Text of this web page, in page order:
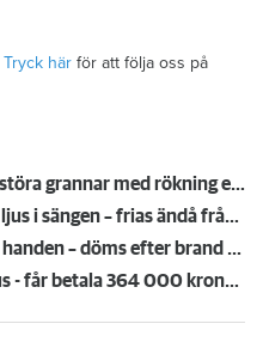
Tryck här för att följa oss på
Dealen för att bo kvar: Får inte störa grannar med rökning eller utsätta dem för brandfara
Mamman somnade med tända ljus i sängen – frias ändå från branden: ”Miss av åklagaren”
Kvinna somnade med cigarett i handen – döms efter brand i hyresrätten
Lagade mat på elgrillen inomhus - får betala 364 000 kronor i skadestånd